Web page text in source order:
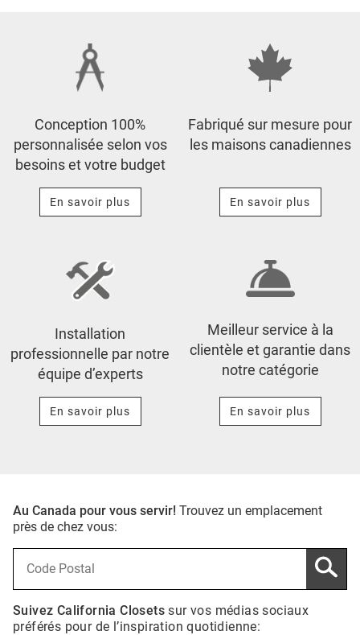
Conception 100%
personnalisée selon vos
besoins et votre budget
En savoir plus
Fabriqué sur mesure pour
les maisons canadiennes
En savoir plus
Installation
professionnelle par notre
équipe d’experts
En savoir plus
Meilleur service à la
clientèle et garantie dans
notre catégorie
En savoir plus
Au Canada pour vous servir! Trouvez un emplacement
près de chez vous:
Suivez California Closets sur vos médias sociaux
préférés pour de l’inspiration quotidienne: